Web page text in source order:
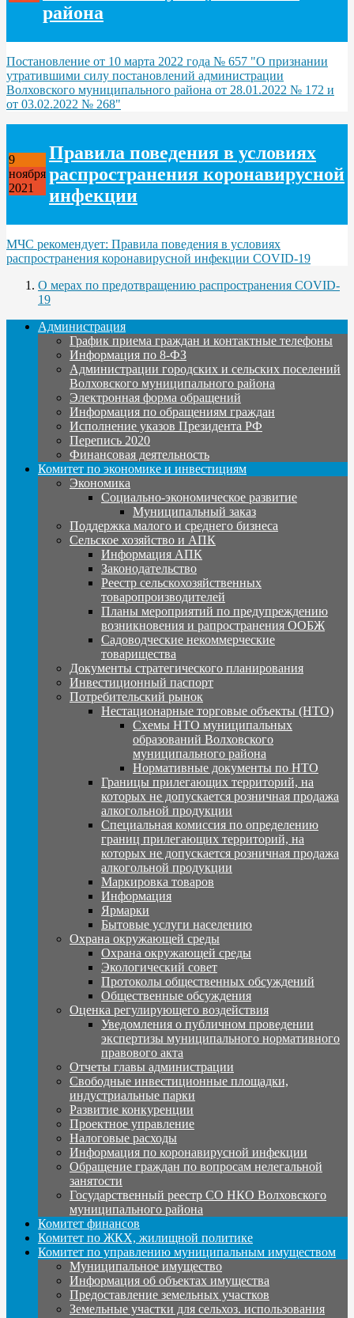
района
Постановление от 10 марта 2022 года № 657 "О признании
утратившими силу постановлений администрации
Волховского муниципального района от 28.01.2022 № 172 и
от 03.02.2022 № 268"
9
ноября
2021
Правила поведения в условиях
распространения коронавирусной
инфекции
МЧС рекомендует: Правила поведения в условиях
распространения коронавирусной инфекции COVID-19
О мерах по предотвращению распространения COVID-
19
Администрация
График приема граждан и контактные телефоны
Информация по 8-ФЗ
Администрации городских и сельских поселений
Волховского муниципального района
Электронная форма обращений
Информация по обращениям граждан
Исполнение указов Президента РФ
Перепись 2020
Финансовая деятельность
Комитет по экономике и инвестициям
Экономика
Социально-экономическое развитие
Муниципальный заказ
Поддержка малого и среднего бизнеса
Сельское хозяйство и АПК
Информация АПК
Законодательство
Реестр сельскохозяйственных
товаропроизводителей
Планы мероприятий по предупреждению
возникновения и рапространения ООБЖ
Садоводческие некоммерческие
товарищества
Документы стратегического планирования
Инвестиционный паспорт
Потребительский рынок
Нестационарные торговые объекты (НТО)
Схемы НТО муниципальных
образований Волховского
муниципального района
Нормативные документы по НТО
Границы прилегающих территорий, на
которых не допускается розничная продажа
алкогольной продукции
Специальная комиссия по определению
границ прилегающих территорий, на
которых не допускается розничная продажа
алкогольной продукции
Маркировка товаров
Информация
Ярмарки
Бытовые услуги населению
Охрана окружающей среды
Охрана окружающей среды
Экологический совет
Протоколы общественных обсуждений
Общественные обсуждения
Оценка регулирующего воздействия
Уведомления о публичном проведении
экспертизы муниципального нормативного
правового акта
Отчеты главы администрации
Свободные инвестиционные площадки,
индустриальные парки
Развитие конкуренции
Проектное управление
Налоговые расходы
Информация по коронавирусной инфекции
Обращение граждан по вопросам нелегальной
занятости
Государственный реестр СО НКО Волховского
муниципального района
Комитет финансов
Комитет по ЖКХ, жилищной политике
Комитет по управлению муниципальным имуществом
Муниципальное имущество
Информация об объектах имущества
Предоставление земельных участков
Земельные участки для сельхоз. использования